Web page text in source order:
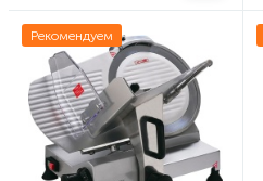
Рекомендуем